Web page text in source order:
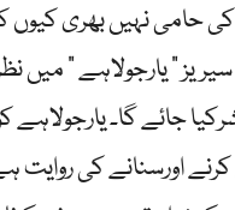
کی حامی نہیں بھری
جائے گا۔
کرنے اورسنانے کی